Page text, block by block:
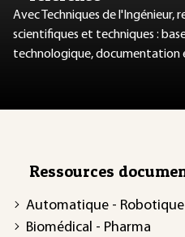
Avec Techniques de l'Ingénieur,
scientifiques et techniques :
technologique, documentation
Ressources
Automatique - Robotique
Biomédical - Pharma